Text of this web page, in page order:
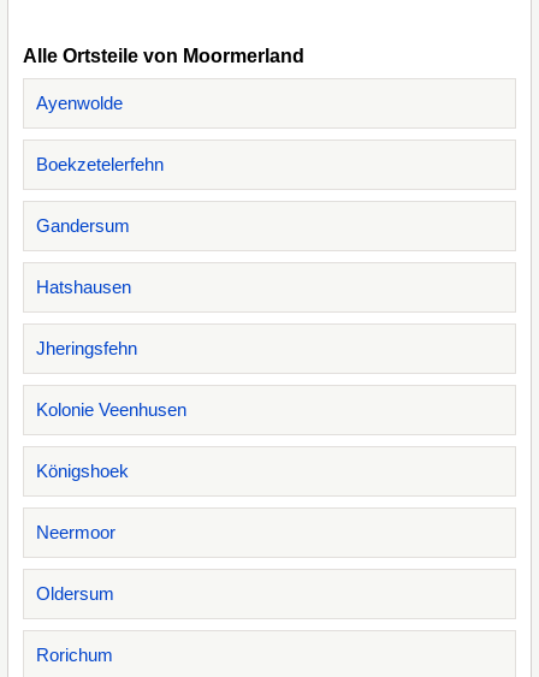
Alle Ortsteile von Moormerland
Ayenwolde
Boekzetelerfehn
Gandersum
Hatshausen
Jheringsfehn
Kolonie Veenhusen
Königshoek
Neermoor
Oldersum
Rorichum